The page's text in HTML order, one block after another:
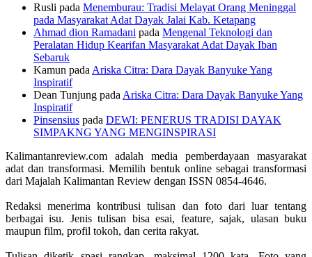
Rusli pada Menemburau: Tradisi Melayat Orang Meninggal
pada Masyarakat Adat Dayak Jalai Kab. Ketapang
Ahmad dion Ramadani pada Mengenal Teknologi dan
Peralatan Hidup Kearifan Masyarakat Adat Dayak Iban
Sebaruk
Kamun pada Ariska Citra: Dara Dayak Banyuke Yang
Inspiratif
Dean Tunjung pada Ariska Citra: Dara Dayak Banyuke Yang
Inspiratif
Pinsensius pada DEWI: PENERUS TRADISI DAYAK
SIMPAKNG YANG MENGINSPIRASI
Kalimantanreview.com adalah media pemberdayaan masyarakat
adat dan transformasi. Memilih bentuk online sebagai transformasi
dari Majalah Kalimantan Review dengan ISSN 0854-4646.
Redaksi menerima kontribusi tulisan dan foto dari luar tentang
berbagai isu. Jenis tulisan bisa esai, feature, sajak, ulasan buku
maupun film, profil tokoh, dan cerita rakyat.